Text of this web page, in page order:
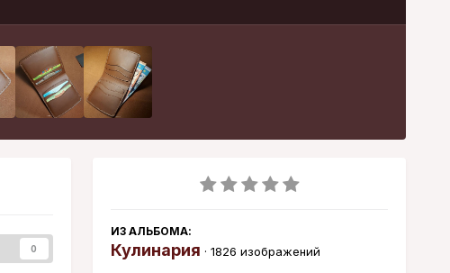
0
ИЗ АЛЬБОМА:
Кулинария · 1826 изображений